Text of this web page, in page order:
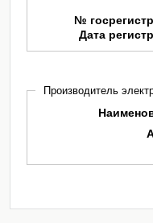
№
Дата
Производитель